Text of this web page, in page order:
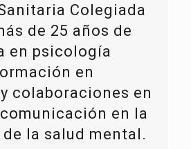
Colegiada
de 25 años de
en psicología
en
colaboraciones en
en la
la salud mental.